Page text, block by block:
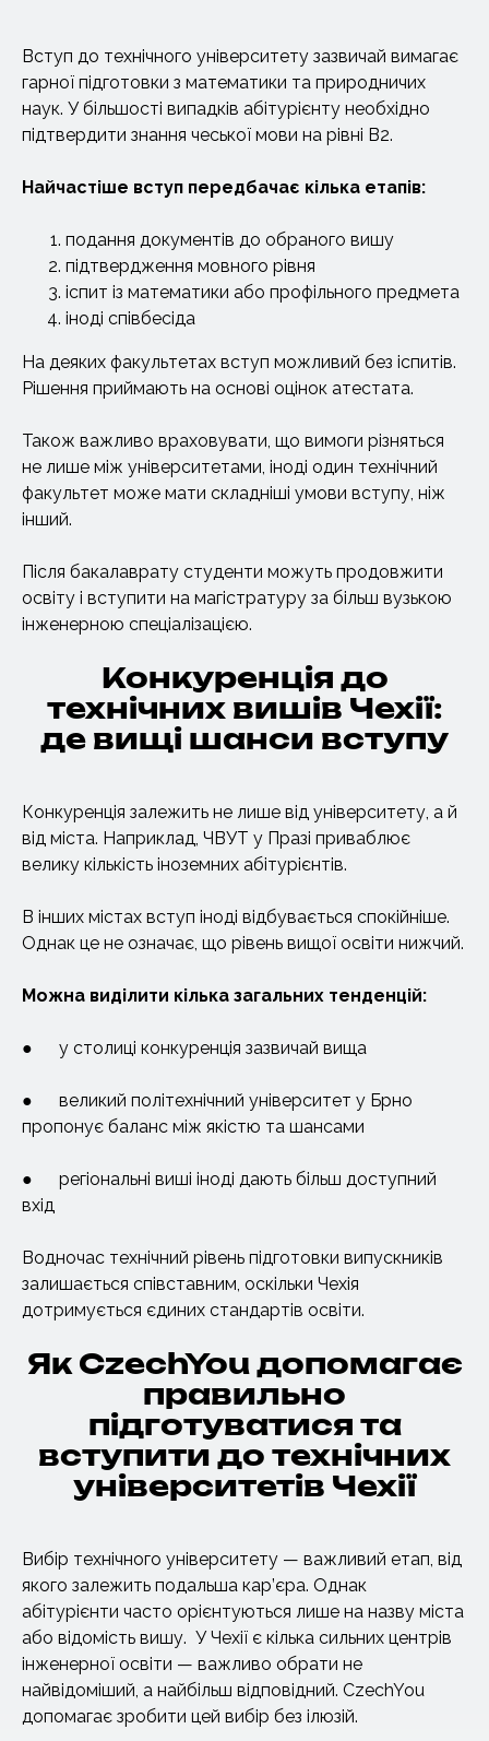
Вступ до технічного університету зазвичай вимагає
гарної підготовки з математики та природничих
наук. У більшості випадків абітурієнту необхідно
підтвердити знання чеської мови на рівні B2.
Найчастіше вступ передбачає кілька етапів:
подання документів до обраного вишу
підтвердження мовного рівня
іспит із математики або профільного предмета
іноді співбесіда
На деяких факультетах вступ можливий без іспитів.
Рішення приймають на основі оцінок атестата.
Також важливо враховувати, що вимоги різняться
не лише між університетами, іноді один технічний
факультет може мати складніші умови вступу, ніж
інший.
Після бакалаврату студенти можуть продовжити
освіту і вступити на магістратуру за більш вузькою
інженерною спеціалізацією.
Конкуренція до
технічних вишів Чехії:
де вищі шанси вступу
Конкуренція залежить не лише від університету, а й
від міста. Наприклад, ЧВУТ у Празі приваблює
велику кількість іноземних абітурієнтів.
В інших містах вступ іноді відбувається спокійніше.
Однак це не означає, що рівень вищої освіти нижчий.
Можна виділити кілька загальних тенденцій:
● у столиці конкуренція зазвичай вища
● великий політехнічний університет у Брно
пропонує баланс між якістю та шансами
● регіональні виші іноді дають більш доступний
вхід
Водночас технічний рівень підготовки випускників
залишається співставним, оскільки Чехія
дотримується єдиних стандартів освіти.
Як CzechYou допомагає
правильно
підготуватися та
вступити до технічних
університетів Чехії
Вибір технічного університету — важливий етап, від
якого залежить подальша кар’єра. Однак
абітурієнти часто орієнтуються лише на назву міста
або відомість вишу. У Чехії є кілька сильних центрів
інженерної освіти — важливо обрати не
найвідоміший, а найбільш відповідний. CzechYou
допомагає зробити цей вибір без ілюзій.